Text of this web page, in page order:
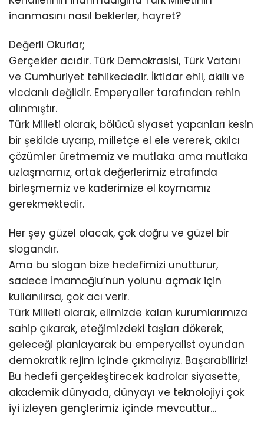
inanmasını nasıl beklerler, hayret?
Değerli Okurlar;
Gerçekler acıdır. Türk Demokrasisi, Türk Vatanı
ve Cumhuriyet tehlikededir. İktidar ehil, akıllı ve
vicdanlı değildir. Emperyaller tarafından rehin
alınmıştır.
Türk Milleti olarak, bölücü siyaset yapanları kesin
bir şekilde uyarıp, milletçe el ele vererek, akılcı
çözümler üretmemiz ve mutlaka ama mutlaka
uzlaşmamız, ortak değerlerimiz etrafında
birleşmemiz ve kaderimize el koymamız
gerekmektedir.
Her şey güzel olacak, çok doğru ve güzel bir
slogandır.
Ama bu slogan bize hedefimizi unutturur,
sadece İmamoğlu’nun yolunu açmak için
kullanılırsa, çok acı verir.
Türk Milleti olarak, elimizde kalan kurumlarımıza
sahip çıkarak, eteğimizdeki taşları dökerek,
geleceği planlayarak bu emperyalist oyundan
demokratik rejim içinde çıkmalıyız. Başarabiliriz!
Bu hedefi gerçekleştirecek kadrolar siyasette,
akademik dünyada, dünyayı ve teknolojiyi çok
iyi izleyen gençlerimiz içinde mevcuttur…